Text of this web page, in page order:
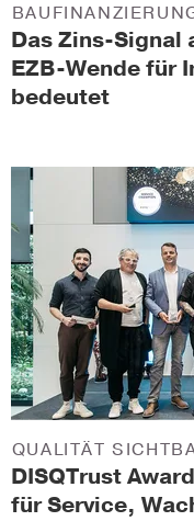
Das Zins-Signal
EZB-Wende für
bedeutet
DISQTrust
für Service,
QUALITÄT